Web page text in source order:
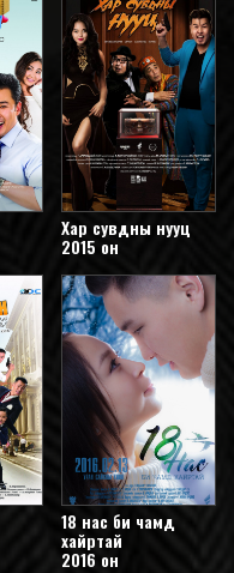
Хар сувдны нууц
2015 он
18 нас би чамд
хайртай
2016 он